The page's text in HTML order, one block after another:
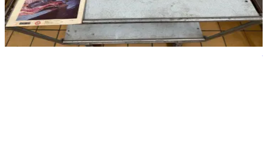
Sierra para carne Efa tipo 52 accionada por motor
eléctrico hasta 2000 rpm.
Ver detalles Solicitar precio